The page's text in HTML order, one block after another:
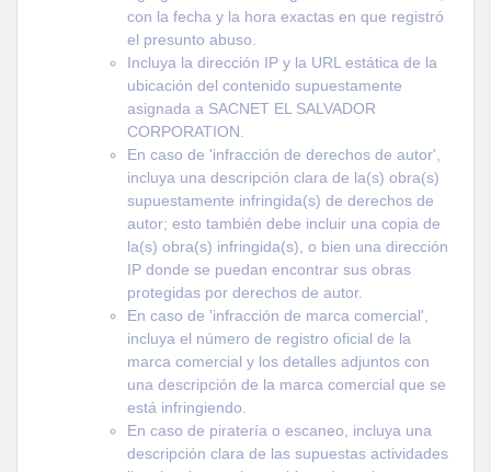
con la fecha y la hora exactas en que registró
el presunto abuso.
Incluya la dirección IP y la URL estática de la
ubicación del contenido supuestamente
asignada a SACNET EL SALVADOR
CORPORATION.
En caso de 'infracción de derechos de autor',
incluya una descripción clara de la(s) obra(s)
supuestamente infringida(s) de derechos de
autor; esto también debe incluir una copia de
la(s) obra(s) infringida(s), o bien una dirección
IP donde se puedan encontrar sus obras
protegidas por derechos de autor.
En caso de 'infracción de marca comercial',
incluya el número de registro oficial de la
marca comercial y los detalles adjuntos con
una descripción de la marca comercial que se
está infringiendo.
En caso de piratería o escaneo, incluya una
descripción clara de las supuestas actividades